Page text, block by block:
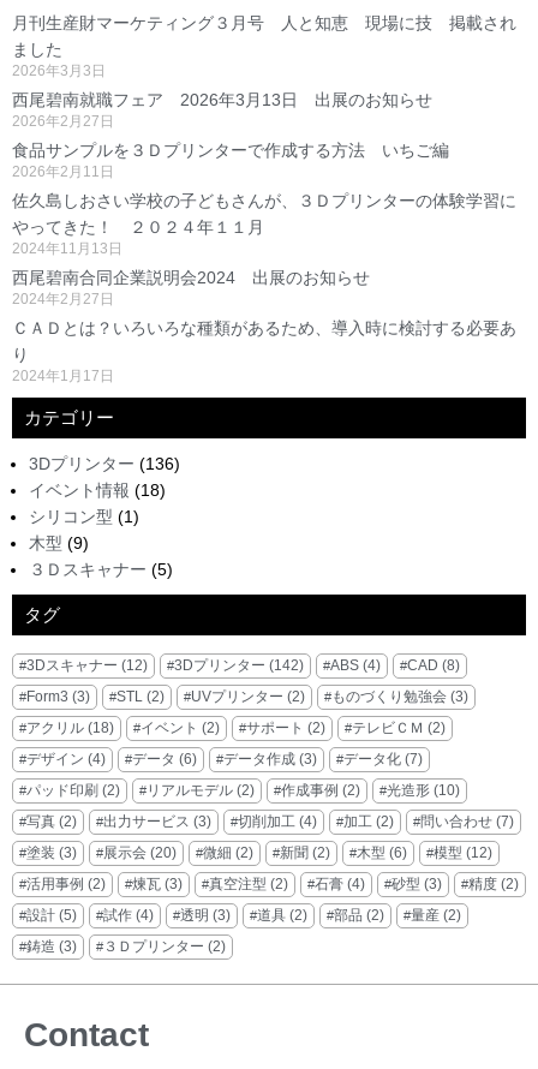
月刊生産財マーケティング３月号 人と知恵 現場に技 掲載され
ました
2026年3月3日
西尾碧南就職フェア 2026年3月13日 出展のお知らせ
2026年2月27日
食品サンプルを３Ｄプリンターで作成する方法 いちご編
2026年2月11日
佐久島しおさい学校の子どもさんが、３Ｄプリンターの体験学習に
やってきた！ ２０２４年１１月
2024年11月13日
西尾碧南合同企業説明会2024 出展のお知らせ
2024年2月27日
ＣＡＤとは？いろいろな種類があるため、導入時に検討する必要あ
り
2024年1月17日
カテゴリー
3Dプリンター (136)
イベント情報 (18)
シリコン型 (1)
木型 (9)
３Ｄスキャナー (5)
タグ
3Dスキャナー (12) 3Dプリンター (142) ABS (4) CAD (8)
Form3 (3) STL (2) UVプリンター (2) ものづくり勉強会 (3)
アクリル (18) イベント (2) サポート (2) テレビＣＭ (2)
デザイン (4) データ (6) データ作成 (3) データ化 (7)
パッド印刷 (2) リアルモデル (2) 作成事例 (2) 光造形 (10)
写真 (2) 出力サービス (3) 切削加工 (4) 加工 (2) 問い合わせ (7)
塗装 (3) 展示会 (20) 微細 (2) 新聞 (2) 木型 (6) 模型 (12)
活用事例 (2) 煉瓦 (3) 真空注型 (2) 石膏 (4) 砂型 (3) 精度 (2)
設計 (5) 試作 (4) 透明 (3) 道具 (2) 部品 (2) 量産 (2)
鋳造 (3) ３Ｄプリンター (2)
Contact